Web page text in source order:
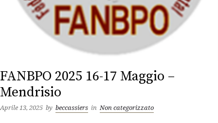
FANBPO 2025 16-17 Maggio –
Mendrisio
Aprile 13, 2025 by beccassiers in Non categorizzato